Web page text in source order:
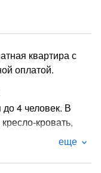
квартира с
оплатой.
4 человек. В
кровать,
кровать.еще